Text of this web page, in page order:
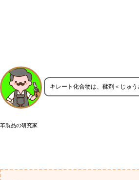
革製品の研究家
キレート化合物は、鞣剤＜じゅ